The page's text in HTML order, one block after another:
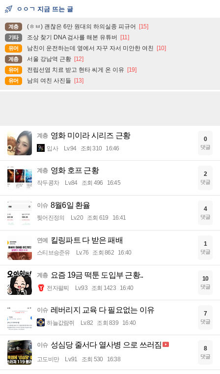
ㅇㅇㄱ 지금 뜨는 글
계층 (ㅎㅂ) 괜찮은 6만 원대의 하의실종 피규어 [15]
기타 조상 찾기 DNA 검사를 해본 유튜버 [11]
유머 남친이 운전하는데 옆에서 자꾸 자서 미안한 여친 [10]
계층 서울 강남역 근황 [12]
유머 전립선염 치료 받고 현타 씨게 온 이유 [19]
유머 남의 여친 사진들 [13]
계층 영화 미이라 시리즈 근황
입사 Lv.94 조회 310 16:46
0
댓글
계층 영화 호프 근황
작두콩차 Lv.84 조회 496 16:45
2
댓글
이슈 8월6일 환율
찢어진정의 Lv.20 조회 619 16:41
4
댓글
연예 킬링파트 다 받은 패배
스티브승준유 Lv.76 조회 862 16:40
1
댓글
계층 요즘 19금 떡툰 도입부 근황..
전자팔찌 Lv.93 조회 1423 16:40
10
댓글
이슈 레버리지 교육 다 필요없는 이유
하늘값람쥐 Lv.82 조회 839 16:40
7
댓글
이슈 성심당 줄서다 열사병 으로 쓰러짐
고도비만 Lv.91 조회 530 16:38
8
댓글